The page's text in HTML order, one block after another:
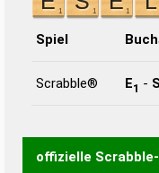
Spiel
Scrabble® E1 - S
offizielle